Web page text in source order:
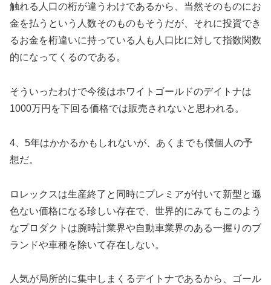
触れる人口の桁が違うわけであるから、当然そのものにお
金を払うという人数そのものもそうだが、それに投資でき
るお金を桁違いに持っている人も人口比に対して指数関数
的になってくるのである。
そういったわけで今後はホワイトゴールドのデイトナは
1000万円を下回る価格では販売されないと思われる。
4、5年はかかるかもしれないが、あくまでも僕個人の予
想だ。
ロレックスは生産終了と同時にプレミアが付いて新型と遜
色ない価格になる珍しい存在で、世界的にみてもこのよう
なプロダクトは腕時計業界や自動車業界のある一握りのブ
ランドや車種を除いて存在しない。
人気が局所的に集中しまくるデイトナであるから、ゴール